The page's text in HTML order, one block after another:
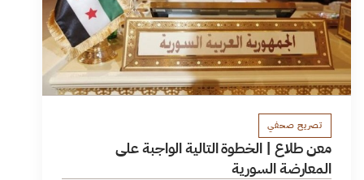
تصريح صحفي
معن طلاع | الخطوة التالية الواجبة على
المعارضة السورية